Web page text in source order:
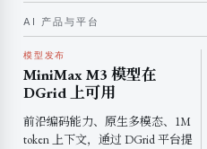
AI 产品与平台
模型发布
MiniMax M3 模型在
DGrid 上可用
前沿编码能力、原生多模态、1M
token 上下文，通过 DGrid 平台提